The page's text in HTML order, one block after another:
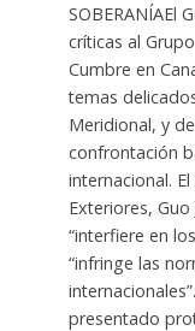
SOBERANÍAEl
críticas al
Cumbre en
temas
Meridional, y
confrontación
internacional.
Exteriores,
“interfiere en
“infringe las
presentado